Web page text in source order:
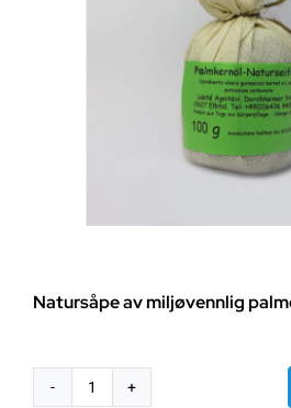
Natursåpe av miljøvennlig
Natursåpe